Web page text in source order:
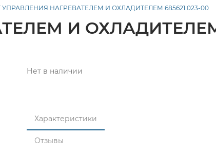
УПРАВЛЕНИЯ НАГРЕВАТЕЛЕМ И ОХЛАДИТЕЛЕМ 685621.023-00
И ОХЛАДИТЕЛЕМ
Нет в наличии
Характеристики
Отзывы